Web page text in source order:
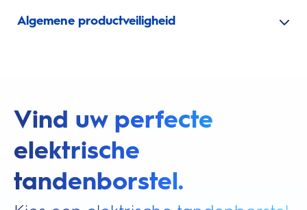
Algemene productveiligheid
Vind uw perfecte
elektrische
tandenborstel.